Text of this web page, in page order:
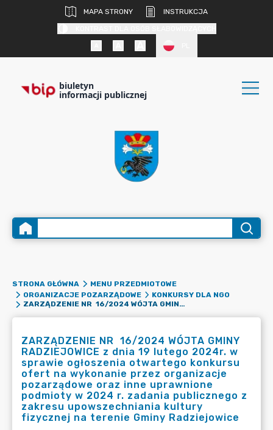
MAPA STRONY
INSTRUKCJA
biuletyn
informacji publicznej
STRONA GŁÓWNA
MENU PRZEDMIOTOWE
ORGANIZACJE POZARZĄDOWE
KONKURSY DLA NGO
ZARZĄDZENIE NR 16/2024 WÓJTA GMINY RADZIEJOWICE Z DNIA 19 LUTEGO 2024R. W SPRAWIE OGŁOSZENIA OTWARTEGO KONKURSU OFERT NA WYKONANIE PRZEZ ORGANIZACJE POZARZĄDOWE ORAZ INNE UPRAWNIONE PODMIOTY W 2024 R. ZADANIA PUBLICZNEGO Z ZAKRESU UPOWSZECHNIANIA KULTURY FIZYCZNEJ NA TERENIE GMINY RADZIEJOWICE
ZARZĄDZENIE NR 16/2024 WÓJTA GMINY
RADZIEJOWICE z dnia 19 lutego 2024r. w
sprawie ogłoszenia otwartego konkursu
ofert na wykonanie przez organizacje
pozarządowe oraz inne uprawnione
podmioty w 2024 r. zadania publicznego z
zakresu upowszechniania kultury
fizycznej na terenie Gminy Radziejowice